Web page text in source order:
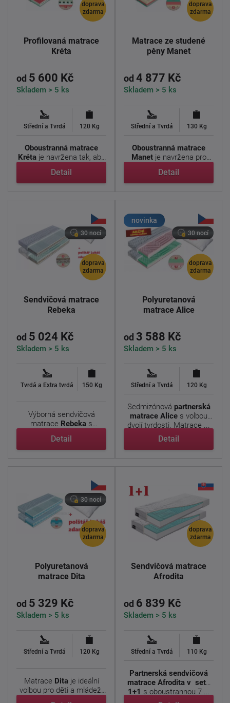
doprava
zdarma
Profilovaná matrace
Kréta
od 5 600 Kč
Skladem > 5 ks
Střední a Tvrdá 120 Kg
Oboustranná matrace
Kréta je navržena tak, aby
Detail
doprava
zdarma
Matrace ze studené
pěny Manet
od 4 877 Kč
Skladem > 5 ks
Střední a Tvrdá 130 Kg
Oboustranná matrace
Manetje navržena pro
...
Detail
doprava
zdarma
30 nocí
Sendvičová matrace
Rebeka
od 5 024 Kč
Skladem > 5 ks
Tvrdá a Extra tvrdá 150 Kg
Výborná sendvičová
matrace Rebeka s
...
Detail
novinka
doprava
zdarma
30 nocí
Polyuretanová
matrace Alice
od 3 588 Kč
Skladem > 5 ks
Střední a Tvrdá 120 Kg
Sedmizónová partnerská
matrace Alice s volbou
dvojí tvrdosti. Matrace ...
Detail
doprava
zdarma
30 nocí
Polyuretanová
matrace Dita
od 5 329 Kč
Skladem > 5 ks
Střední a Tvrdá 120 Kg
Matrace Ditaje ideální
volbou pro děti a mládež.
doprava
zdarma
Sendvičová matrace
Afrodita
od 6 839 Kč
Skladem > 5 ks
Střední a Tvrdá 110 Kg
Partnerská sendvičová
matrace Afrodita v setu
1+1 s oboustrannou 7 ...